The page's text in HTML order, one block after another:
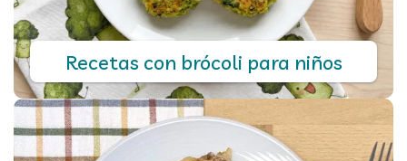
Recetas con brócoli para niños